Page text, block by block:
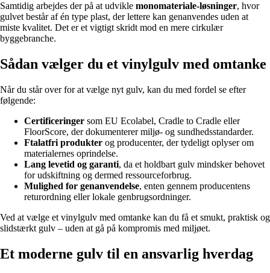
Samtidig arbejdes der på at udvikle monomateriale-løsninger, hvor
gulvet består af én type plast, der lettere kan genanvendes uden at
miste kvalitet. Det er et vigtigt skridt mod en mere cirkulær
byggebranche.
Sådan vælger du et vinylgulv med omtanke
Når du står over for at vælge nyt gulv, kan du med fordel se efter
følgende:
Certificeringer som EU Ecolabel, Cradle to Cradle eller
FloorScore, der dokumenterer miljø- og sundhedsstandarder.
Ftalatfri produkter og producenter, der tydeligt oplyser om
materialernes oprindelse.
Lang levetid og garanti, da et holdbart gulv mindsker behovet
for udskiftning og dermed ressourceforbrug.
Mulighed for genanvendelse, enten gennem producentens
returordning eller lokale genbrugsordninger.
Ved at vælge et vinylgulv med omtanke kan du få et smukt, praktisk og
slidstærkt gulv – uden at gå på kompromis med miljøet.
Et moderne gulv til en ansvarlig hverdag